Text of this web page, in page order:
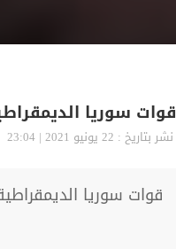
قوات سوريا
نشر بتاريخ : 22 يونيو 2021 | 23:04
قوات سوريا